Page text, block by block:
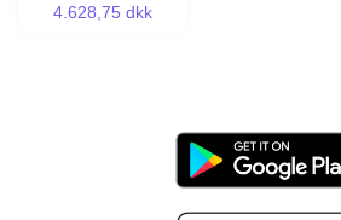
4.628,75 dkk